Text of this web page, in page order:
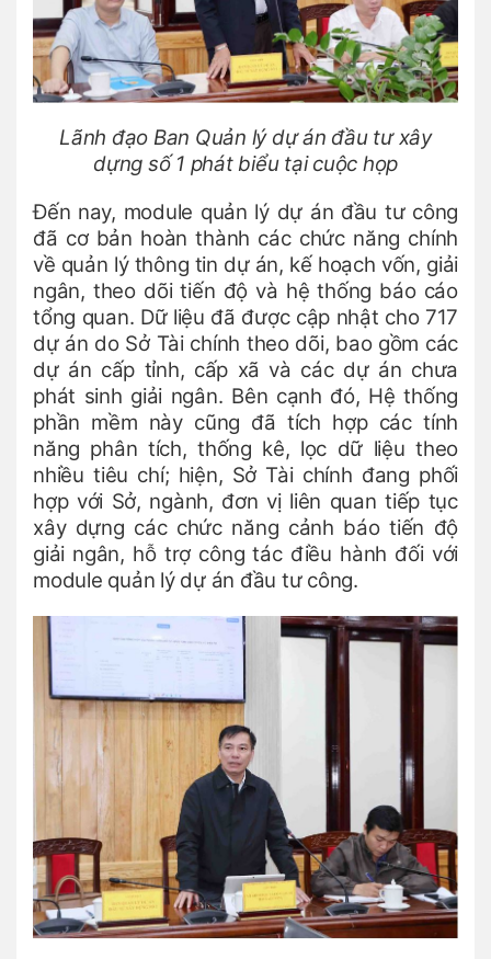
Lãnh đạo Ban Quản lý dự án đầu tư xây
dựng số 1 phát biểu tại cuộc họp
Đến nay, module quản lý dự án đầu tư công
đã cơ bản hoàn thành các chức năng chính
về quản lý thông tin dự án, kế hoạch vốn, giải
ngân, theo dõi tiến độ và hệ thống báo cáo
tổng quan. Dữ liệu đã được cập nhật cho 717
dự án do Sở Tài chính theo dõi, bao gồm các
dự án cấp tỉnh, cấp xã và các dự án chưa
phát sinh giải ngân. Bên cạnh đó, Hệ thống
phần mềm này cũng đã tích hợp các tính
năng phân tích, thống kê, lọc dữ liệu theo
nhiều tiêu chí; hiện, Sở Tài chính đang phối
hợp với Sở, ngành, đơn vị liên quan tiếp tục
xây dựng các chức năng cảnh báo tiến độ
giải ngân, hỗ trợ công tác điều hành đối với
module quản lý dự án đầu tư công.